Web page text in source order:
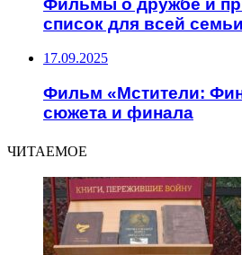
Фильмы о дружбе и
список для всей семьи
17.09.2025
Фильм «Мстители:
сюжета и финала
ЧИТАЕМОЕ